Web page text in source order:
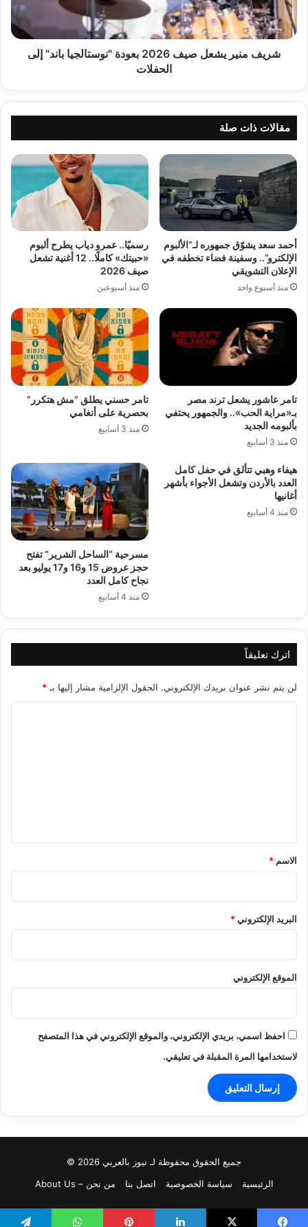
"نوستالجيا
باند"
إلى
الحفلات
شريف منير يشعل صيف 2026 بعودة "نوستالجيا باند" إلى
الحفلات
مقالات ذات صلة
أحمد سعد يشوّق جمهوره لـ”الألبوم
الإلكترو”.. وسفينة فضاء تخطفه في
الإعلان التشويقي
منذ أسبوع واحد
رسميًا.. عمرو دياب يطرح ألبوم
«حبيتك» كاملًا.. 12 أغنية تشعل
صيف 2026
منذ أسبوعين
تامر عاشور يشعل ترند مصر
بـ«مراية الحب».. والجمهور يحتفي
بألبومه الجديد
منذ 3 أسابيع
تامر حسني يطلق “مش هتكرر”
بحصرية على أنغامي
منذ 3 أسابيع
هيفاء وهبي تتألق في حفل كامل
العدد بالأردن وتشعل الأجواء بأشهر
أغانيها
منذ 4 أسابيع
مسرحية “الساحل الشرير” تفتح
حجز عروض 15 و16 و17 يوليو بعد
نجاح كامل العدد
منذ 4 أسابيع
اترك تعليقاً
لن يتم نشر عنوان بريدك الإلكتروني. الحقول الإلزامية مشار إليها بـ *
*
الاسم *
البريد الإلكتروني*
الموقع الإلكتروني
احفظ اسمي، بريدي الإلكتروني، والموقع الإلكتروني في هذا المتصفح
لاستخدامها المرة المقبلة في تعليقي.
جميع الحقوق محفوظة لـ نيوز بالعربي 2026 ©
الرئيسية
سياسة الخصوصية اتصل بنا من نحن – About Us